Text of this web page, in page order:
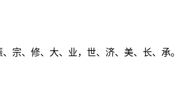
宗、修、大、业，世、济、美、长、承。